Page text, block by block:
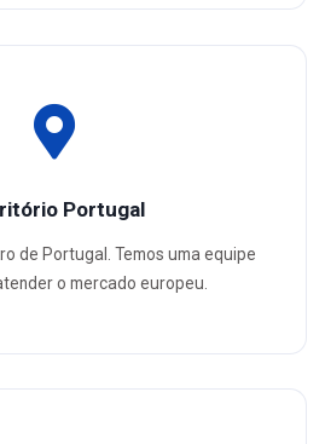
Portugal
de Portugal. Temos uma equipe
o mercado europeu.